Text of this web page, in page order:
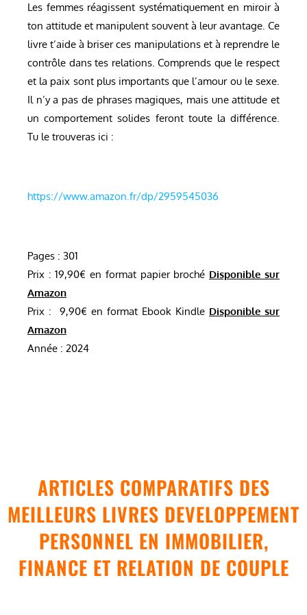
Les femmes réagissent systématiquement en miroir à
ton attitude et manipulent souvent à leur avantage. Ce
livre t’aide à briser ces manipulations et à reprendre le
contrôle dans tes relations. Comprends que le respect
et la paix sont plus importants que l’amour ou le sexe.
Il n’y a pas de phrases magiques, mais une attitude et
un comportement solides feront toute la différence.
Tu le trouveras ici :
https://www.amazon.fr/dp/2959545036
Pages : 301
Prix : 19,90€ en format papier broché Disponible sur
Amazon
Prix : 9,90€ en format Ebook Kindle Disponible sur
Amazon
Année : 2024
ARTICLES COMPARATIFS DES
MEILLEURS LIVRES DEVELOPPEMENT
PERSONNEL EN IMMOBILIER,
FINANCE ET RELATION DE COUPLE